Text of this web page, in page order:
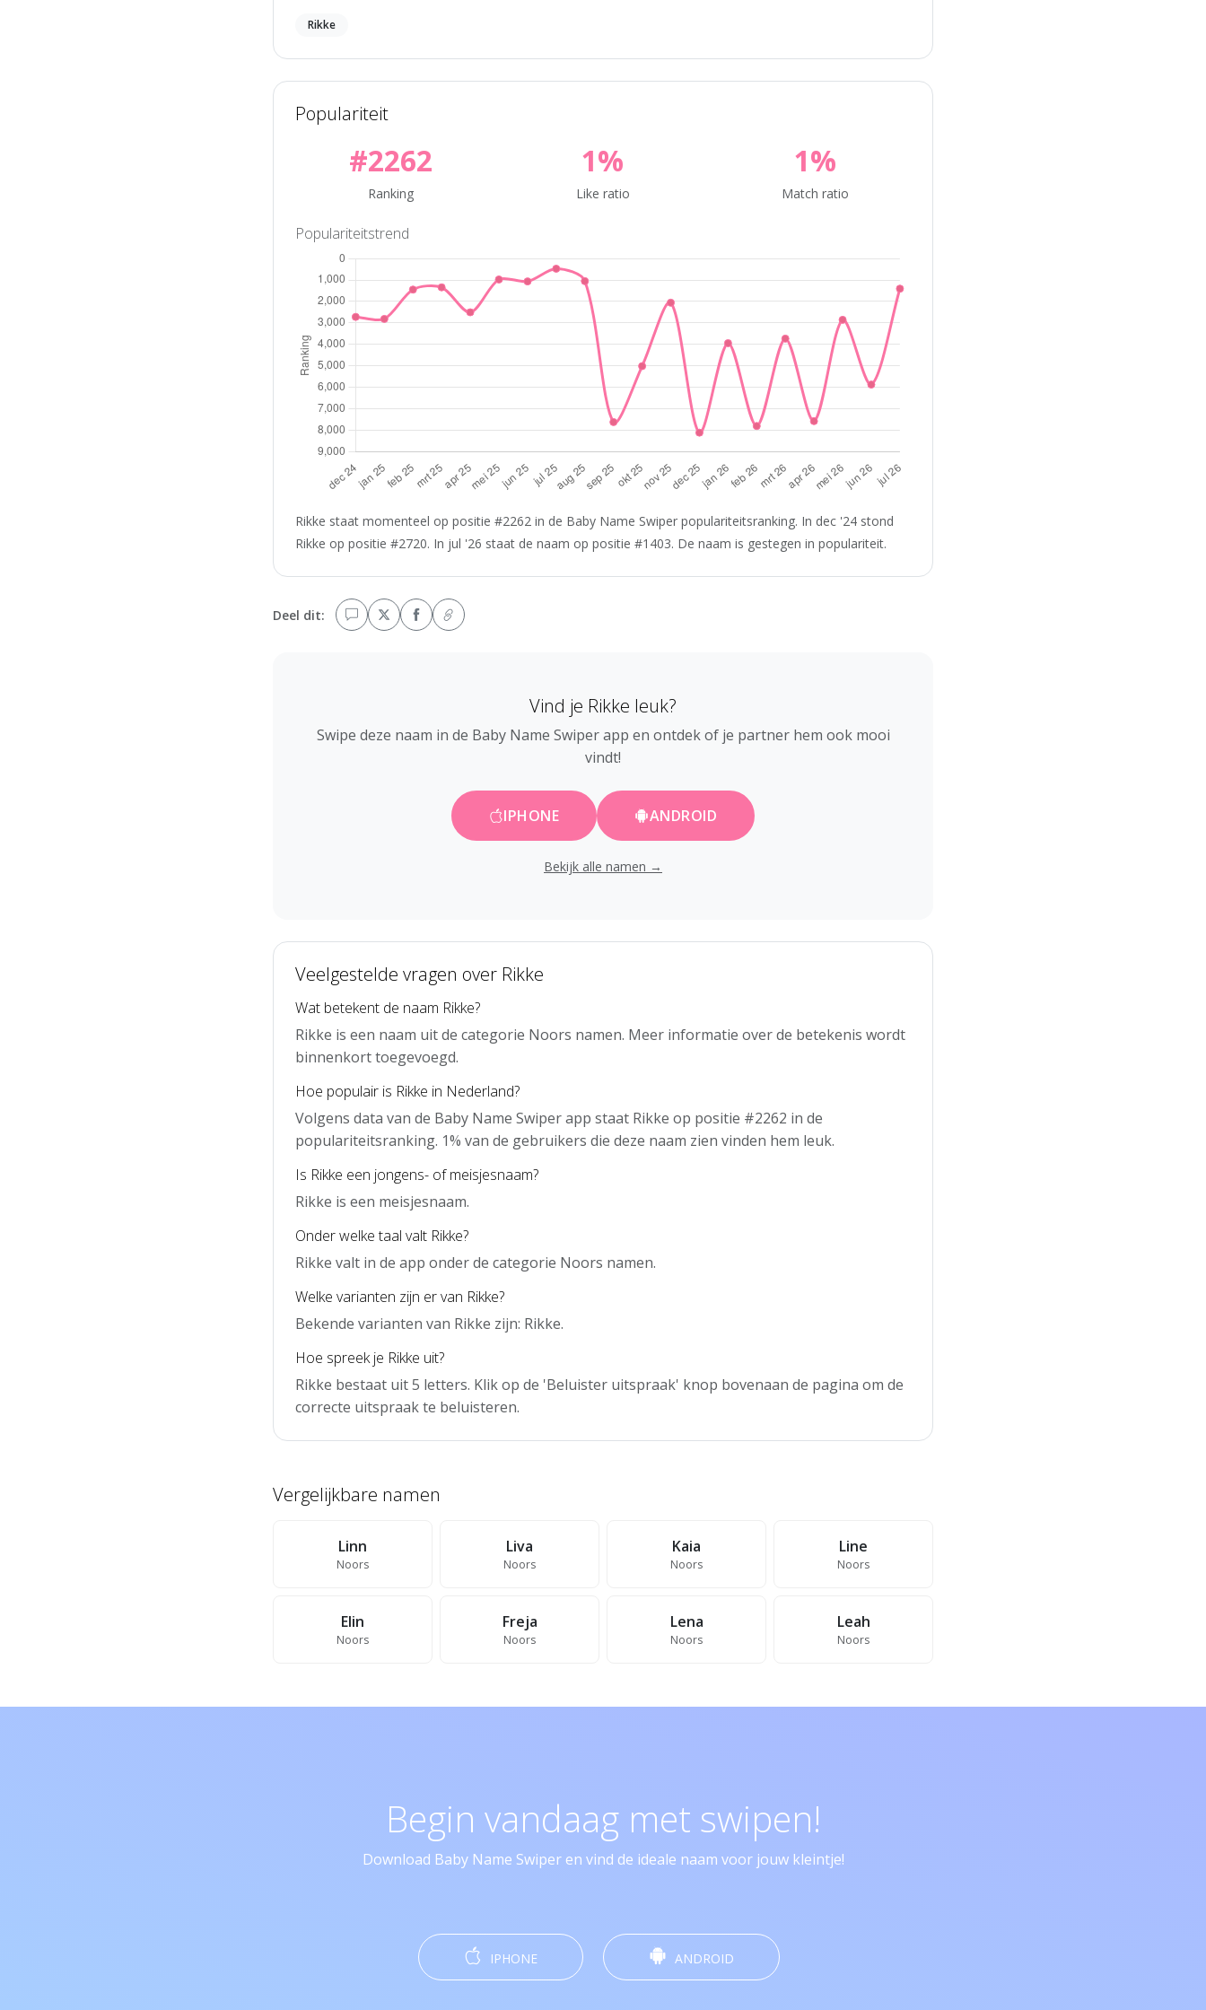
Rikke
Populariteit
#2262
Ranking
1%
Like ratio
1%
Match ratio
Populariteitstrend
Rikke staat momenteel op positie #2262 in de Baby Name Swiper populariteitsranking. In dec '24 stond
Rikke op positie #2720. In jul '26 staat de naam op positie #1403. De naam is gestegen in populariteit.
Deel dit:
Vind je Rikke leuk?
Swipe deze naam in de Baby Name Swiper app en ontdek of je partner hem ook mooi
vindt!
IPHONE ANDROID
Bekijk alle namen →
Veelgestelde vragen over Rikke
Wat betekent de naam Rikke?
Rikke is een naam uit de categorie Noors namen. Meer informatie over de betekenis wordt
binnenkort toegevoegd.
Hoe populair is Rikke in Nederland?
Volgens data van de Baby Name Swiper app staat Rikke op positie #2262 in de
populariteitsranking. 1% van de gebruikers die deze naam zien vinden hem leuk.
Is Rikke een jongens- of meisjesnaam?
Rikke is een meisjesnaam.
Onder welke taal valt Rikke?
Rikke valt in de app onder de categorie Noors namen.
Welke varianten zijn er van Rikke?
Bekende varianten van Rikke zijn: Rikke.
Hoe spreek je Rikke uit?
Rikke bestaat uit 5 letters. Klik op de 'Beluister uitspraak' knop bovenaan de pagina om de
correcte uitspraak te beluisteren.
Vergelijkbare namen
Linn
Noors
Liva
Noors
Kaia
Noors
Line
Noors
Elin
Noors
Freja
Noors
Lena
Noors
Leah
Noors
Begin vandaag met swipen!
Download Baby Name Swiper en vind de ideale naam voor jouw kleintje!
IPHONE ANDROID